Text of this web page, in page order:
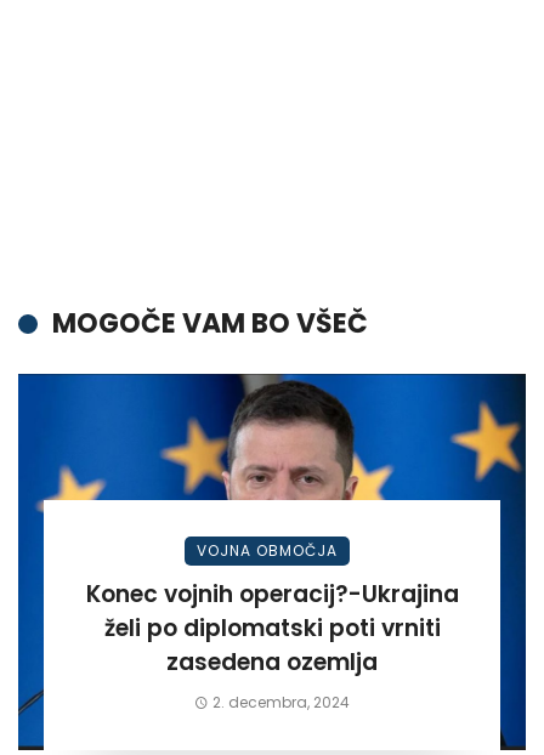
MOGOČE VAM BO VŠEČ
VOJNA OBMOČJA
Konec vojnih operacij?-Ukrajina
želi po diplomatski poti vrniti
zasedena ozemlja
2. decembra, 2024